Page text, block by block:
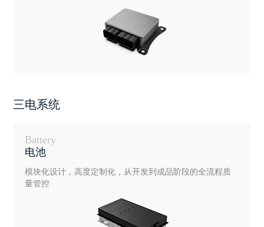
三电系统
Battery
电池
模块化设计，高度定制化，从开发到成品阶段的全流程质
量管控